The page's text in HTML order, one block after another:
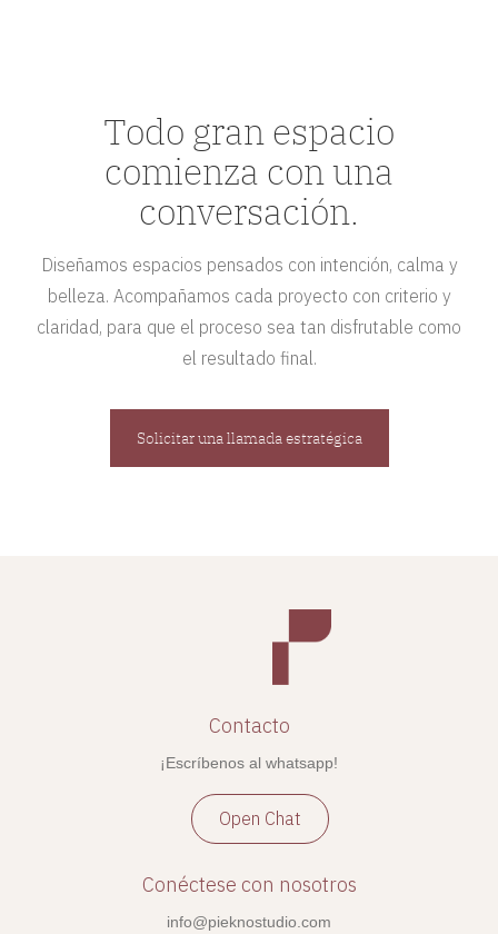
Todo gran espacio
comienza con una
conversación.
Diseñamos espacios pensados con intención, calma y
belleza. Acompañamos cada proyecto con criterio y
claridad, para que el proceso sea tan disfrutable como
el resultado final.
Solicitar una llamada estratégica
Contacto
¡Escríbenos al whatsapp!
Open Chat
Conéctese con nosotros
info@pieknostudio.com